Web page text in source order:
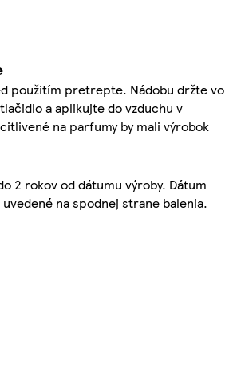
použitím pretrepte. Nádobu držte vo
a aplikujte do vzduchu v
na parfumy by mali výrobok
2 rokov od dátumu výroby. Dátum
na spodnej strane balenia.